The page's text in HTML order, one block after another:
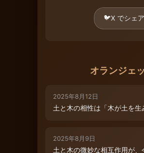
🐦X でシェア
オランジェ
2025年8月12日
土と木の相性は「木が土を
2025年8月9日
土と木の微妙な相互作用が